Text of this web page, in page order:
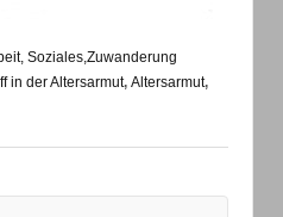
Soziales,Zuwanderung
in der Altersarmut, Altersarmut,